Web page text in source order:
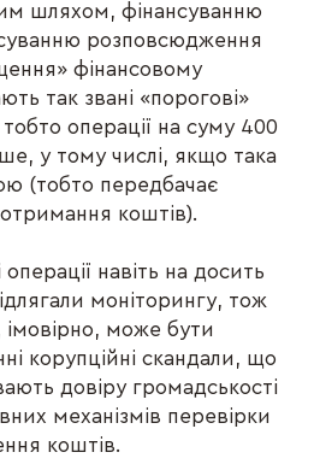
шляхом, фінансуванню
розповсюдження
фінансовому
так звані «порогові»
тобто операції на суму 400
у тому числі, якщо така
(тобто передбачає
коштів).
навіть на досить
моніторингу, тож
може бути
корупційні скандали, що
довіру громадськості
механізмів перевірки
коштів.